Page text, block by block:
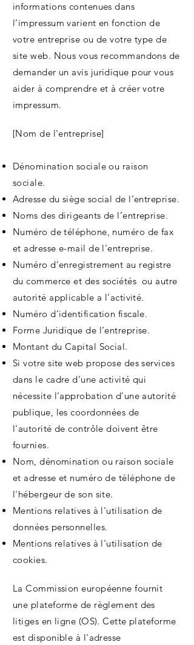
informations contenues dans
l’impressum varient en fonction de
votre entreprise ou de votre type de
site web. Nous vous recommandons de
demander un avis juridique pour vous
aider à comprendre et à créer votre
impressum.
[Nom de l'entreprise]
Dénomination sociale ou raison
sociale.
Adresse du siège social de l’entreprise.
Noms des dirigeants de l’entreprise.
Numéro de téléphone, numéro de fax
et adresse e-mail de l'entreprise.
Numéro d’enregistrement au registre
du commerce et des sociétés ou autre
autorité applicable a l’activité.
Numéro d’identification fiscale.
Forme Juridique de l’entreprise.
Montant du Capital Social.
Si votre site web propose des services
dans le cadre d'une activité qui
nécessite l'approbation d'une autorité
publique, les coordonnées de
l'autorité de contrôle doivent être
fournies. ​​​
Nom, dénomination ou raison sociale
et adresse et numéro de téléphone de
l'hébergeur de son site.
Mentions relatives à l'utilisation de
données personnelles.
Mentions relatives à l'utilisation de
cookies.
La Commission européenne fournit
une plateforme de règlement des
litiges en ligne (OS). Cette plateforme
est disponible à l'adresse